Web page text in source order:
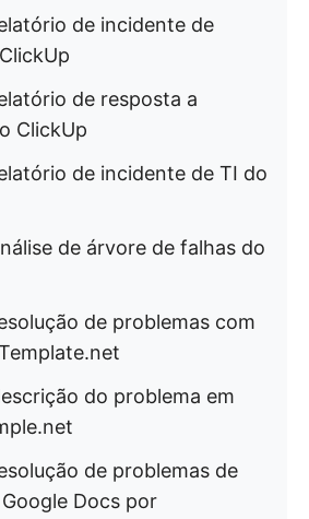
de incidente de
de resposta a
ClickUp
de incidente de TI do
de árvore de falhas do
de problemas com
do problema em
de problemas de
Docs por